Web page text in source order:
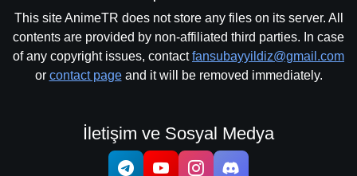
This site AnimeTR does not store any files on its server. All
contents are provided by non-affiliated third parties. In case
of any copyright issues, contactfansubayyildiz@gmail.com
or contact pageand it will be removed immediately.
İletişim ve Sosyal Medya